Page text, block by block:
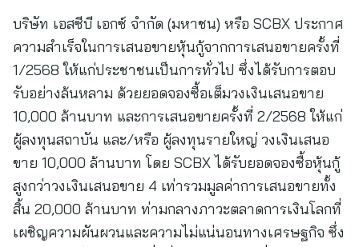
บริษัท เอสซีบี เอกซ์ จำกัด (มหาชน) หรือ SCBX ประกาศ
ความสำเร็จในการเสนอขายหุ้นกู้จากการเสนอขายครั้งที่
1/2568 ให้แก่ประชาชนเป็นการทั่วไป ซึ่งได้รับการตอบ
รับอย่างล้นหลาม ด้วยยอดจองซื้อเต็มวงเงินเสนอขาย
10,000 ล้านบาท และการเสนอขายครั้งที่ 2/2568 ให้แก่
ผู้ลงทุนสถาบัน และ/หรือ ผู้ลงทุนรายใหญ่ วงเงินเสนอ
ขาย 10,000 ล้านบาท โดย SCBX ได้รับยอดจองซื้อหุ้นกู้
สูงกว่าวงเงินเสนอขาย 4 เท่ารวมมูลค่าการเสนอขายทั้ง
สิ้น 20,000 ล้านบาท ท่ามกลางภาวะตลาดการเงินโลกที่
เผชิญความผันผวนและความไม่แน่นอนทางเศรษฐกิจ ซึ่ง